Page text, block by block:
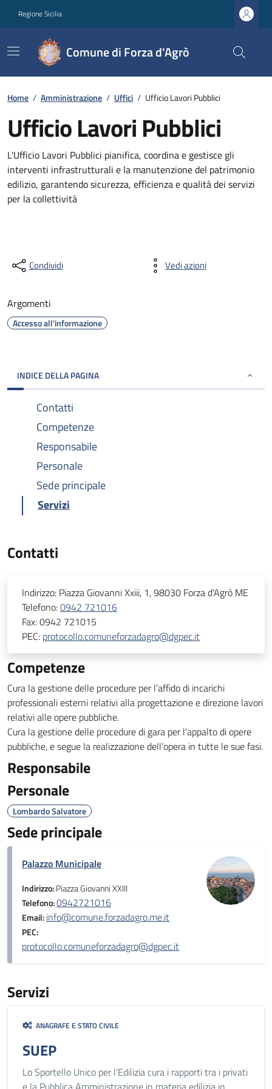
Regione Sicilia
Comune di Forza d'Agrò
Home / Amministrazione / Uffici / Ufficio Lavori Pubblici
Ufficio Lavori Pubblici
L'Ufficio Lavori Pubblici pianifica, coordina e gestisce gli
interventi infrastrutturali e la manutenzione del patrimonio
edilizio, garantendo sicurezza, efficienza e qualità dei servizi
per la collettività
Condividi Vedi azioni
Argomenti
Accesso all'informazione
INDICE DELLA PAGINA
Contatti
Competenze
Responsabile
Personale
Sede principale
Servizi
Contatti
Indirizzo: Piazza Giovanni Xxiii, 1, 98030 Forza d'Agrò ME
Telefono:0942 721016
Fax:0942 721015
PEC: protocollo.comuneforzadagro@dgpec.it
Competenze
Cura la gestione delle procedure per l’affido di incarichi
professionali esterni relativi alla progettazione e direzione lavori
relativi alle opere pubbliche.
Cura la gestione delle procedure di gara per l'appalto di opere
pubbliche, e segue la realizzazione dell’opera in tutte le sue fasi.
Responsabile
Personale
Lombardo Salvatore
Sede principale
Palazzo Municipale
Indirizzo:Piazza Giovanni XXIII
Telefono:0942721016
Email:info@comune.forzadagro.me.it
PEC:
protocollo.comuneforzadagro@dgpec.it
Servizi
ANAGRAFE E STATO CIVILE
SUEP
Lo Sportello Unico per l’Edilizia cura i rapporti tra i privati